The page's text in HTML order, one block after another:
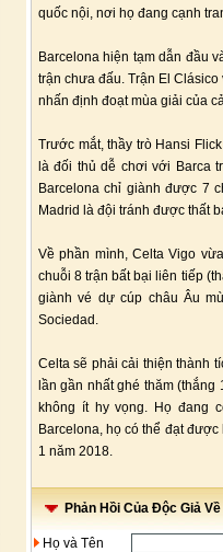
quốc nội, nơi họ đang cạnh
Barcelona hiện tạm dẫn đầu
trận chưa đấu. Trận El
nhấn định đoạt mùa giải của
Trước mắt, thầy trò Hansi
là đối thủ dễ chơi với Barca
Barcelona chỉ giành được 7
Madrid là đội tránh được thất
Về phần mình, Celta Vigo
chuỗi 8 trận bất bại liên tiếp
giành vé dự cúp châu Âu
Sociedad.
Celta sẽ phải cải thiện thành
lần gần nhất ghé thăm
không ít hy vọng. Họ đang
Barcelona, họ có thể đạt
1 năm 2018.
Phản Hồi Của Độc Giả
Họ và Tên